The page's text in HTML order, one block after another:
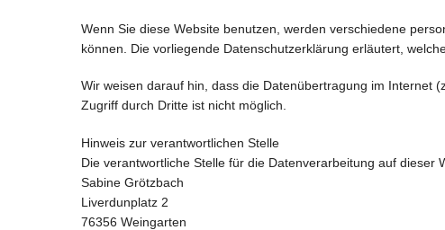
Wenn Sie diese Website benutzen, werden verschiedene
können. Die vorliegende Datenschutzerklärung erläutert,
Wir weisen darauf hin, dass die Datenübertragung im Internet
Zugriff durch Dritte ist nicht möglich.
Hinweis zur verantwortlichen Stelle
Die verantwortliche Stelle für die Datenverarbeitung auf dieser
Sabine Grötzbach
Liverdunplatz 2
76356 Weingarten